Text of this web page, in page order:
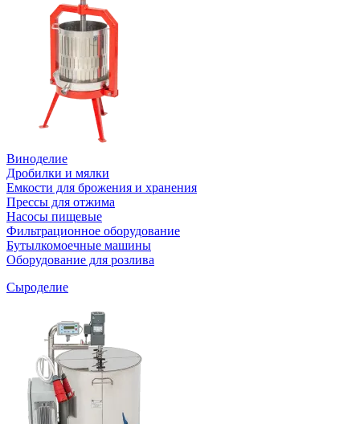
Виноделие
Дробилки и мялки
Емкости для брожения и хранения
Прессы для отжима
Насосы пищевые
Фильтрационное оборудование
Бутылкомоечные машины
Оборудование для розлива
Сыроделие